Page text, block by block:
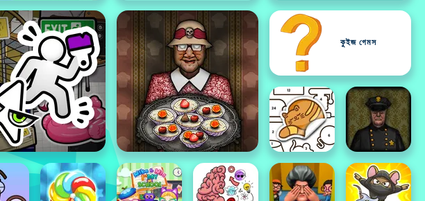
কুইজ গেমস